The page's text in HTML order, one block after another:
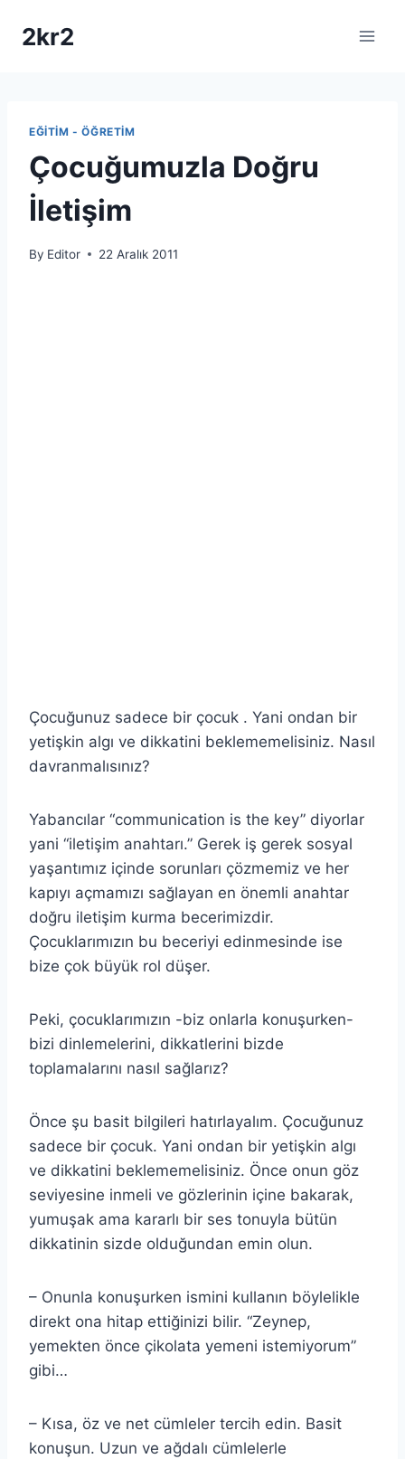
2kr2
EĞITIM - ÖĞRETIM
Çocuğumuzla Doğru
İletişim
By Editor 22 Aralık 2011
Çocuğunuz sadece bir çocuk . Yani ondan bir
yetişkin algı ve dikkatini beklememelisiniz. Nasıl
davranmalısınız?
Yabancılar “communication is the key” diyorlar
yani “iletişim anahtarı.” Gerek iş gerek sosyal
yaşantımız içinde sorunları çözmemiz ve her
kapıyı açmamızı sağlayan en önemli anahtar
doğru iletişim kurma becerimizdir.
Çocuklarımızın bu beceriyi edinmesinde ise
bize çok büyük rol düşer.
Peki, çocuklarımızın -biz onlarla konuşurken-
bizi dinlemelerini, dikkatlerini bizde
toplamalarını nasıl sağlarız?
Önce şu basit bilgileri hatırlayalım. Çocuğunuz
sadece bir çocuk. Yani ondan bir yetişkin algı
ve dikkatini beklememelisiniz. Önce onun göz
seviyesine inmeli ve gözlerinin içine bakarak,
yumuşak ama kararlı bir ses tonuyla bütün
dikkatinin sizde olduğundan emin olun.
– Onunla konuşurken ismini kullanın böylelikle
direkt ona hitap ettiğinizi bilir. “Zeynep,
yemekten önce çikolata yemeni istemiyorum”
gibi…
– Kısa, öz ve net cümleler tercih edin. Basit
konuşun. Uzun ve ağdalı cümlelerle